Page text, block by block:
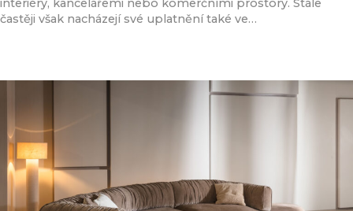
interiéry, kancelářemi nebo komerčními prostory. Stále
častěji však nacházejí své uplatnění také ve…